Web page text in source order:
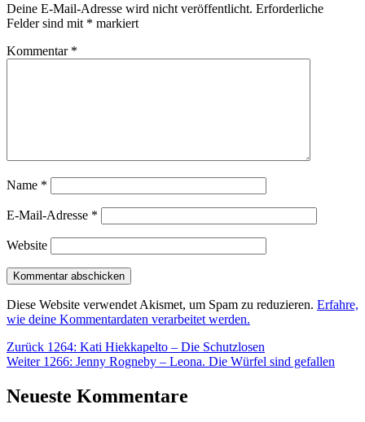
Deine E-Mail-Adresse wird nicht veröffentlicht. Erforderliche
Felder sind mit * markiert
Kommentar *
Name *
E-Mail-Adresse *
Website
Diese Website verwendet Akismet, um Spam zu reduzieren. Erfahre,
wie deine Kommentardaten verarbeitet werden.
Beitragsnavigation
Zurück Vorheriger
Beitrag:
1264: Kati Hiekkapelto – Die Schutzlosen
Weiter Nächster
1266: Jenny Rogneby – Leona. Die Würfel sind gefallen
Neueste Kommentare